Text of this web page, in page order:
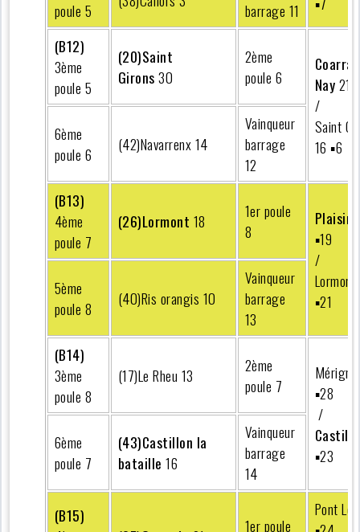
poule 5
barrage 11
(B12)
3ème
poule 5
(20)Saint
Girons30
2ème
poule 6
Nay21
/
Saint
16 ▪︎6
6ème
poule 6
(42)Navarrenx 14
Vainqueur
barrage
12
(B13)
4ème
poule 7
(26)Lormont 18
1er poule
8
Plaisir
▪︎19
/
Lormont
▪︎21
5ème
poule 8
(40)Ris orangis 10
Vainqueur
barrage
13
(B14)
3ème
poule 8
(17)Le Rheu 13
2ème
poule 7
▪︎28
/
▪︎23
6ème
poule 7
(43)Castillon la
bataille 16
Vainqueur
barrage
14
(B15)
1er poule
Pont